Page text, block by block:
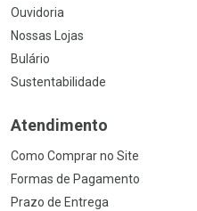
Ouvidoria
Nossas Lojas
Bulário
Sustentabilidade
Atendimento
Como Comprar no Site
Formas de Pagamento
Prazo de Entrega